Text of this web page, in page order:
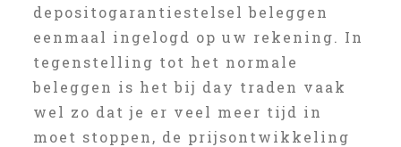
depositogarantiestelsel beleggen
eenmaal ingelogd op uw rekening. In
tegenstelling tot het normale
beleggen is het bij day traden vaak
wel zo dat je er veel meer tijd in
moet stoppen, de prijsontwikkeling